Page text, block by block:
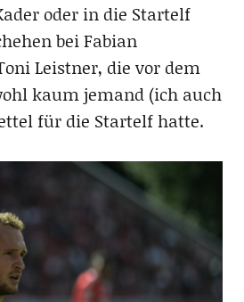
oder in die Startelf
bei Fabian
Leistner, die vor dem
kaum jemand (ich auch
für die Startelf hatte.